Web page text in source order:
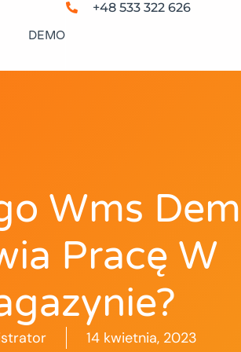
DEMO
+48 533 322 626
Wms
Pracę W
14 kwietnia, 2023